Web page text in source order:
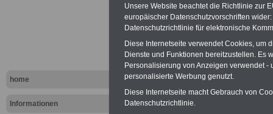
home
Informationen
Berlin
Unsere Website beachtet die Richtlinie zur
europäischer Datenschutzvorschriften
Datenschutzrichtlinie für elektronische
Diese Internetseite verwendet Cookies, um
Dienste und Funktionen bereitzustellen. Es
Personalisierung von Anzeigen verwendet
personalisierte Werbung genutzt.
Diese Internetseite macht Gebrauch von
Datenschutzrichtlinie.